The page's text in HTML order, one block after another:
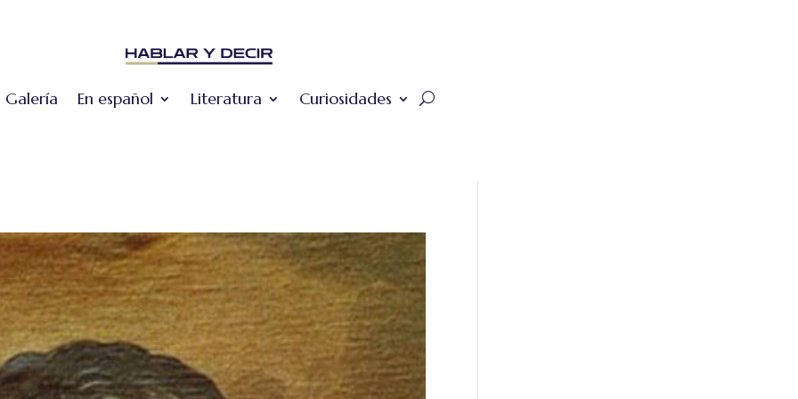
Galería En español Literatura Curiosidades